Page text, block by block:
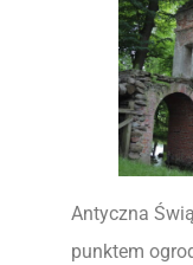
Antyczna
punktem